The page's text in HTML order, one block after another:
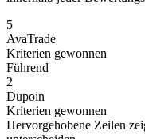
5
AvaTrade
Kriterien gewonnen
Führend
2
Dupoin
Kriterien gewonnen
Hervorgehobene Zeilen